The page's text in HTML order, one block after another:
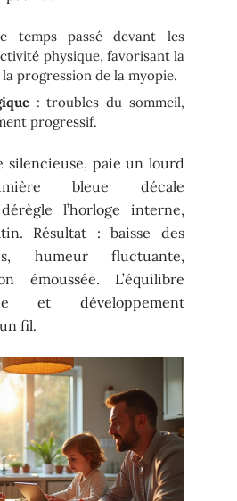
temps passé devant les
physique, favorisant la
progression de la myopie.
: troubles du sommeil,
progressif.
silencieuse, paie un lourd
bleue décale
l’horloge interne,
Résultat : baisse des
humeur fluctuante,
émoussée. L’équilibre
et développement
fil.